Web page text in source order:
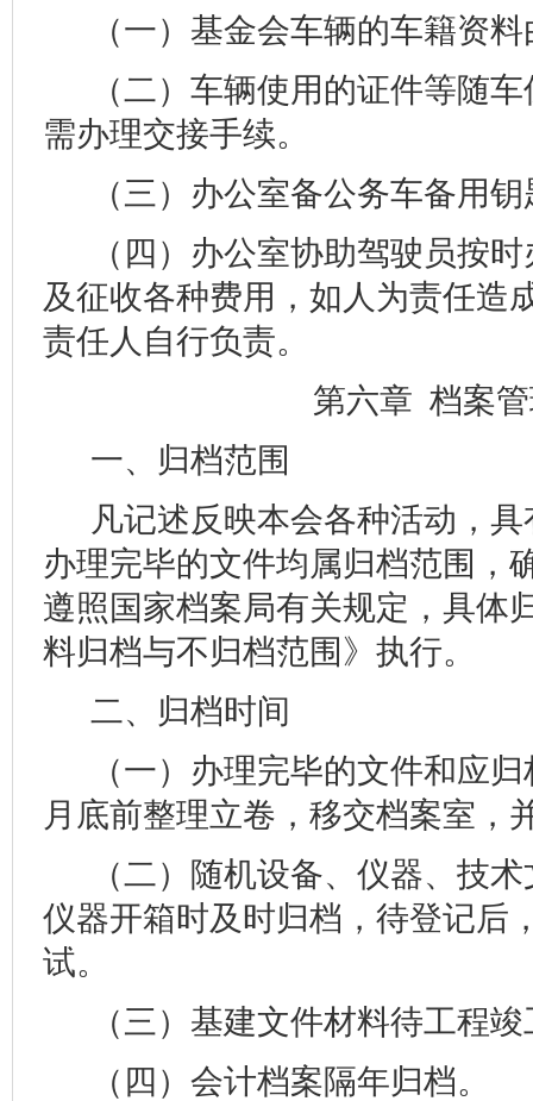
（一）基金会车辆的车籍资
（二）车辆使用的证件等随
需办理交接手续。
（三）办公室备公务车备用
（四）办公室协助驾驶员按
及征收各种费用，如人为责任造
责任人自行负责。
第六章 档案
一、归档范围
凡记述反映本会各种活动，
办理完毕的文件均属归档范围，
遵照国家档案局有关规定，具体
料归档与不归档范围》执行。
二、归档时间
（一）办理完毕的文件和应
月底前整理立卷，移交档案室
（二）随机设备、仪器、技
仪器开箱时及时归档，待登记后
试。
（三）基建文件材料待工程
（四）会计档案隔年归档。